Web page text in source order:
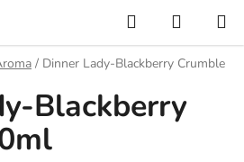
KeresésKOSÁR
/ Dinner Lady-Blackberry Crumble
Blackberry